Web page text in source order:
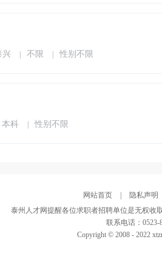
兴 不限 性别不限
本科 性别不限
网站首页
隐私声明
泰州人才网提醒各位求职者招聘单位是无权收
联系电话：0523-
Copyright © 2008 - 2022